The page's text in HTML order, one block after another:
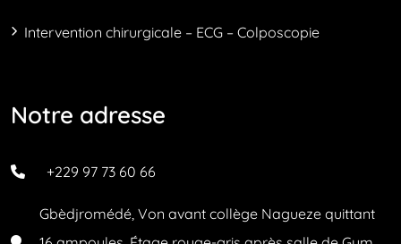
Intervention chirurgicale – ECG – Colposcopie
Notre adresse
+229 97 73 60 66
Gbèdjromédé, Von avant collège Nagueze quittant